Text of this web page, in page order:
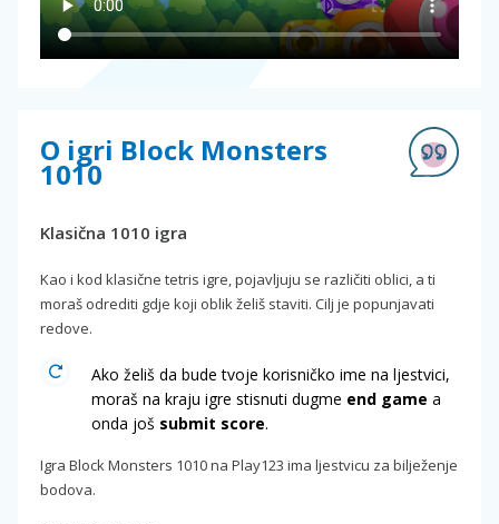
O igri Block Monsters
1010
Klasična 1010 igra
Kao i kod klasične tetris igre, pojavljuju se različiti oblici, a ti
moraš odrediti gdje koji oblik želiš staviti. Cilj je popunjavati
redove.
Ako želiš da bude tvoje korisničko ime na ljestvici,
moraš na kraju igre stisnuti dugme end game a
onda još submit score.
Igra Block Monsters 1010 na Play123 ima ljestvicu za bilježenje
bodova.